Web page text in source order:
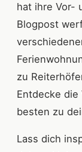
hat ihre Vor-
Blogpost
zu
Entdecke die
besten zu
Lass dich